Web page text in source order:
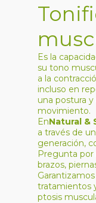
Es la
su tono
a la
incluso en
una postura
movimiento.
EnNatural &
a través de
generación,
Pregunta
brazos,
tratamientos
ptosis